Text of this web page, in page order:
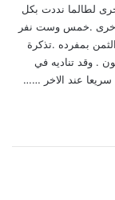
لطالما نددت بكل
اخرى .خمس وست نفر
بمفرده .تذكرة
. وقد تناديه في
سريعا عند الاخر ……